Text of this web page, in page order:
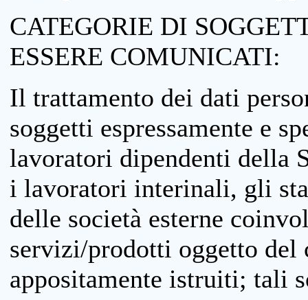
CATEGORIE DI
ESSERE COMUNICATI:
Il trattamento dei dati
soggetti espressamente e
lavoratori dipendenti della
i lavoratori interinali, gli
delle società esterne
servizi/prodotti oggetto
appositamente istruiti; tali